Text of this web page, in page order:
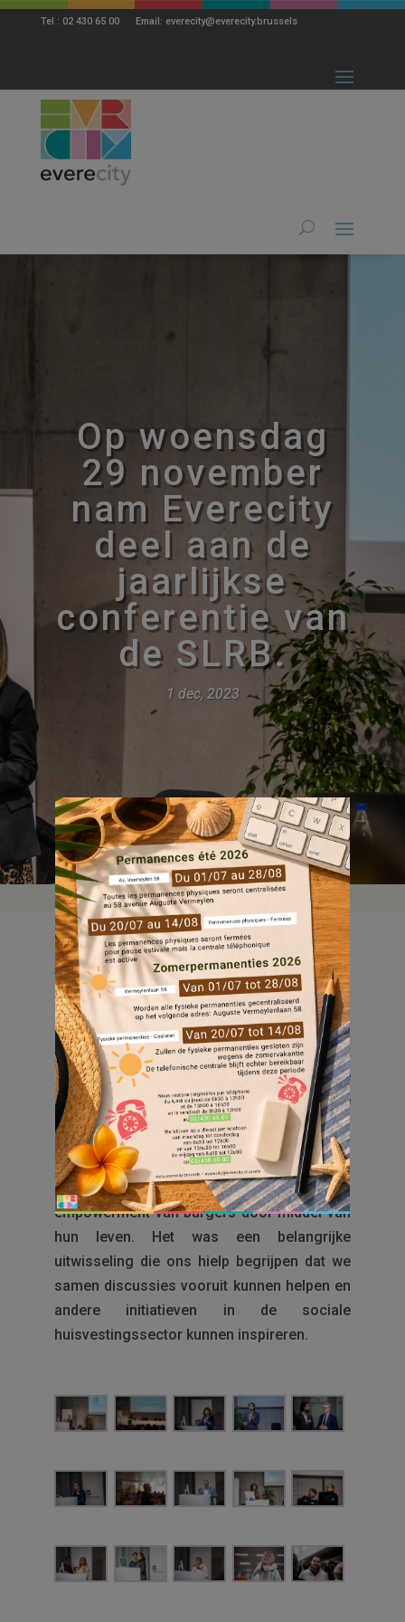
Tel : 02 430 65 00 Email: everecity@everecity.brussels
Op woensdag
29 november
nam Everecity
deel aan de
jaarlijkse
conferentie van
de SLRB.
1 dec, 2023
Thema van de conferentie: empowerment in
sociale huisvesting: realiteit of utopie?
Experts, professionals uit de sector en
projectontwikkelaars deelden om de beurt
hun ervaringen, ideeën en concrete
projecten gericht op het verbeteren van de
kwaliteit van leven in sociale huisvesting.
Wij waren erbij met onze partner PCS De Là
Haut. Onze huurders deelden hun visie op
empowerment van burgers door middel van
hun leven. Het was een belangrijke
uitwisseling die ons hielp begrijpen dat we
samen discussies vooruit kunnen helpen en
andere initiatieven in de sociale
huisvestingssector kunnen inspireren.
modal-check